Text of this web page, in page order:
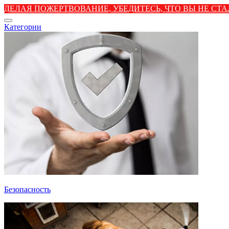
ДЕЛАЯ ПОЖЕРТВОВАНИЕ, УБЕДИТЕСЬ, ЧТО ВЫ НЕ
Категории
Безопасность